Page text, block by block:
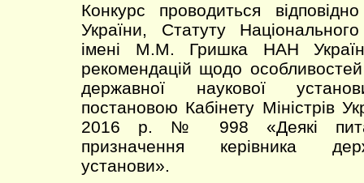
Конкурс проводиться
України, Статуту
імені М.М. Гришка НАН
рекомендацій щодо
державної наукової
постановою Кабінету Міністрів
2016 р. № 998 «Деякі
призначення керівника
установи».